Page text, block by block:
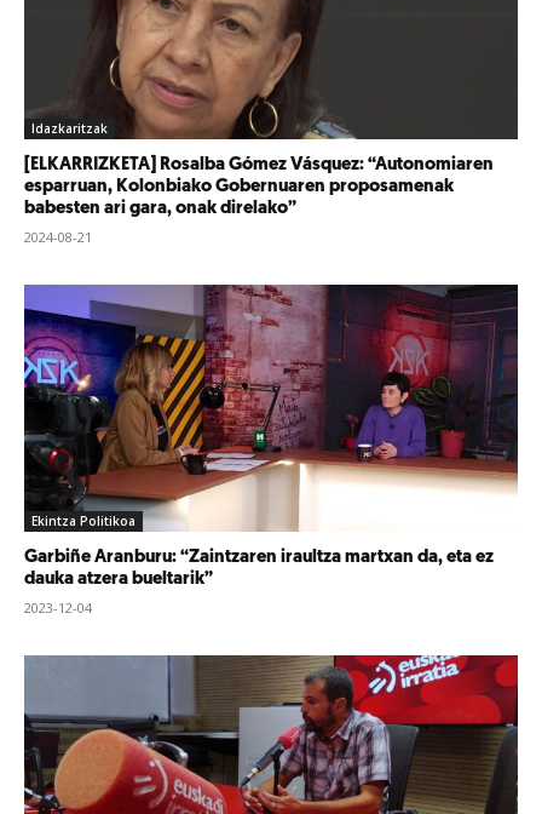
Idazkaritzak
[ELKARRIZKETA] Rosalba Gómez Vásquez: “Autonomiaren
esparruan, Kolonbiako Gobernuaren proposamenak
babesten ari gara, onak direlako”
2024-08-21
Ekintza Politikoa
Garbiñe Aranburu: “Zaintzaren iraultza martxan da, eta ez
dauka atzera bueltarik”
2023-12-04